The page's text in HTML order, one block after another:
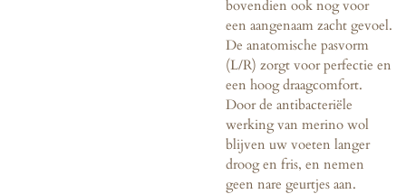
bovendien ook nog voor
een aangenaam zacht gevoel.
De anatomische pasvorm
(L/R) zorgt voor perfectie en
een hoog draagcomfort.
Door de antibacteriële
werking van merino wol
blijven uw voeten langer
droog en fris, en nemen
geen nare geurtjes aan.